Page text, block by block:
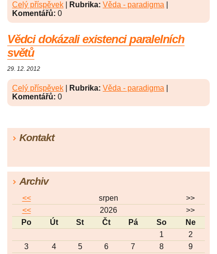
Celý příspěvek Rubrika: Věda - paradigma
Komentářů: 0
Vědci dokázali existenci paralelních
světů
29. 12. 2012
Celý příspěvek Rubrika: Věda - paradigma
Komentářů: 0
Kontakt
Archiv
<< srpen
>>
<<
2026
>>
Po
Út St Čt Pá So
Ne
1
2
3
4 5 6 7 8
9